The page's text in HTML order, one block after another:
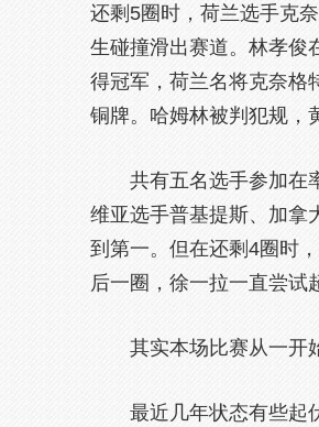
还剩5圈时，荷兰选手克
生碰撞滑出赛道。林孝俊
得冠军，荷兰名将克奈格
铜牌。哈姆林被判犯规，
共有五名选手参加在率
维亚选手普基提斯、加拿
到第一。但在还剩4圈时
后一圈，徐一拉一直尝试
其实本场比赛从一开始
最近几年状态有些起伏